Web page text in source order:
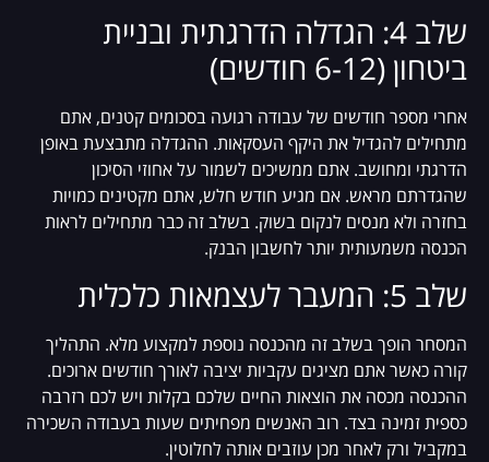
שלב 4: הגדלה הדרגתית ובניית
ביטחון (6-12 חודשים)
אחרי מספר חודשים של עבודה רגועה בסכומים קטנים, אתם
מתחילים להגדיל את היקף העסקאות. ההגדלה מתבצעת באופן
הדרגתי ומחושב. אתם ממשיכים לשמור על אחוזי הסיכון
שהגדרתם מראש. אם מגיע חודש חלש, אתם מקטינים כמויות
בחזרה ולא מנסים לנקום בשוק. בשלב זה כבר מתחילים לראות
הכנסה משמעותית יותר לחשבון הבנק.
שלב 5: המעבר לעצמאות כלכלית
המסחר הופך בשלב זה מהכנסה נוספת למקצוע מלא. התהליך
קורה כאשר אתם מציגים עקביות יציבה לאורך חודשים ארוכים.
ההכנסה מכסה את הוצאות החיים שלכם בקלות ויש לכם רזרבה
כספית זמינה בצד. רוב האנשים מפחיתים שעות בעבודה השכירה
במקביל ורק לאחר מכן עוזבים אותה לחלוטין.